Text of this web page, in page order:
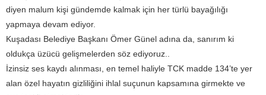
diyen malum kişi gündemde kalmak için her türlü bayağılığı
yapmaya devam ediyor.
Kuşadası Belediye Başkanı Ömer Günel adına da, sanırım ki
oldukça üzücü gelişmelerden söz ediyoruz..
İzinsiz ses kaydı alınması, en temel haliyle TCK madde 134’te yer
alan özel hayatın gizliliğini ihlal suçunun kapsamına girmekte ve